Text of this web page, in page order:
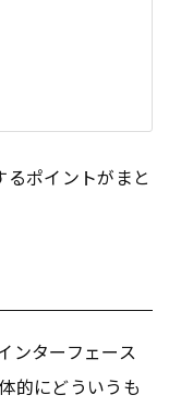
ポイントがまと
ンターフェース
的にどういうも